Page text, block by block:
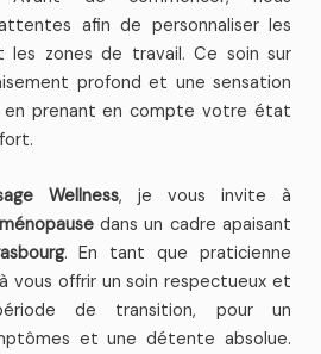
afin de personnaliser les
les zones de travail. Ce soin sur
profond et une sensation
prenant en compte votre état
Wellness, je vous invite à
dans un cadre apaisant
. En tant que praticienne
vous offrir un soin respectueux et
de transition, pour un
et une détente absolue.